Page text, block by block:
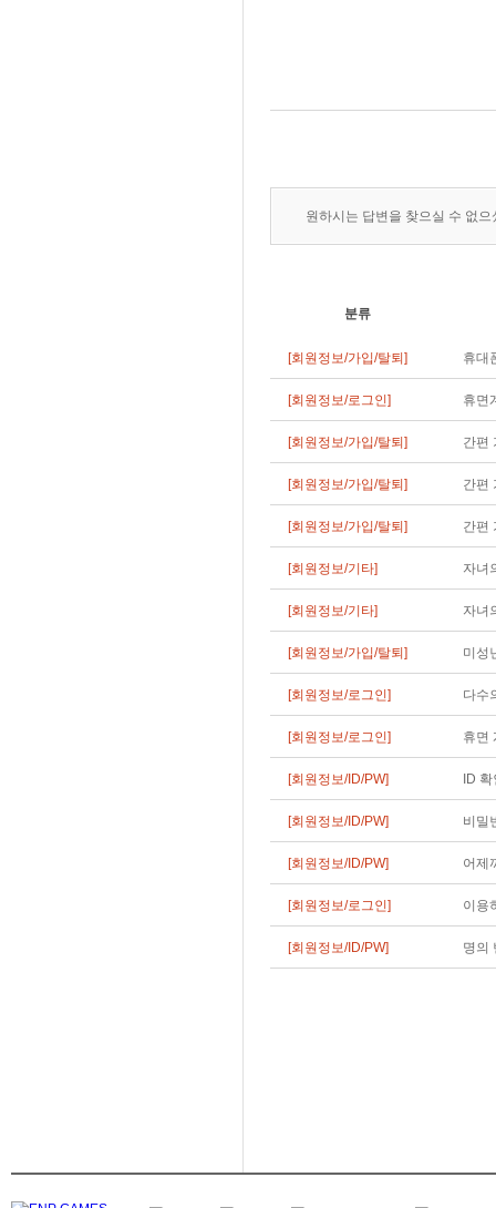
원하시는 답변을 찾으실 수 없
분류
[회원정보/가입/탈퇴] 휴대
[회원정보/로그인] 휴면
[회원정보/가입/탈퇴] 간편
[회원정보/가입/탈퇴] 간편
[회원정보/가입/탈퇴] 간편
[회원정보/기타] 자녀
[회원정보/기타] 자녀
[회원정보/가입/탈퇴] 미성
[회원정보/로그인] 다수
[회원정보/로그인] 휴면
[회원정보/ID/PW] ID
[회원정보/ID/PW] 비밀
[회원정보/ID/PW] 어제
[회원정보/로그인] 이용
[회원정보/ID/PW] 명의